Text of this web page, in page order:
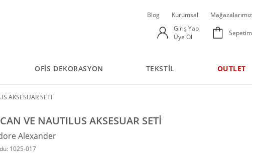
Blog Kurumsal
Mağazalarımız
Giriş Yap
Üye Ol
Sepetim
OFİS DEKORASYON TEKSTİL OUTLET
AKSESUAR SETİ
VE NAUTILUS AKSESUAR SETİ
Alexander
1025-017